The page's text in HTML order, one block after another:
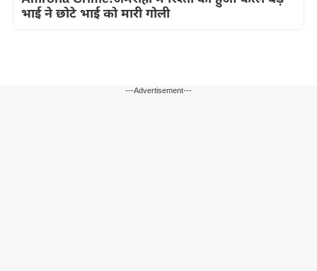
भाई ने छोटे भाई को मारी गोली
---Advertisement---